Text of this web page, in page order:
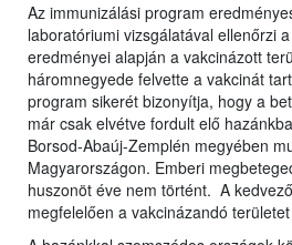
Az immunizálási program
laboratóriumi vizsgálatával ellenőrzi
eredményei alapján a vakcinázott
háromnegyede felvette a vakcinát
program sikerét bizonyítja, hogy a
már csak elvétve fordult elő
Borsod-Abaúj-Zemplén megyében
Magyarországon. Emberi
huszonöt éve nem történt. A
megfelelően a vakcinázandó